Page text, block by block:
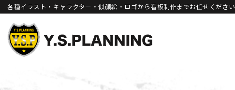
コ
ン
テ
各種イラスト・キャラクター・似顔絵・ロゴから看板制作までお任せください